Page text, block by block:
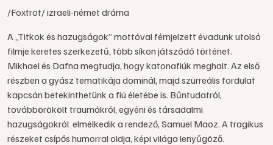
/Foxtrot/ izraeli-német dráma
A „Titkok és hazugságok” mottóval fémjelzett évadunk utolsó
filmje keretes szerkezetű, több síkon játszódó történet.
Mikhael és Dafna megtudja, hogy katonafiúk meghalt. Az első
részben a gyász tematikája dominál, majd szürreális fordulat
kapcsán betekinthetünk a fiú életébe is. Bűntudatról,
továbbörökölt traumákról, egyéni és társadalmi
hazugságokról elmélkedik a rendező, Samuel Maoz. A tragikus
részeket csípős humorral oldja, képi világa lenyűgöző.